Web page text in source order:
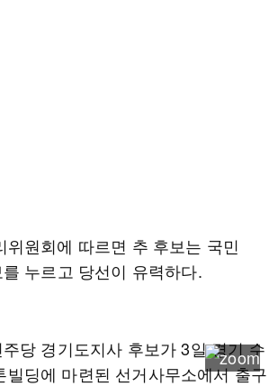
위원회에 따르면 추 후보는 국민
누르고 당선이 유력하다.